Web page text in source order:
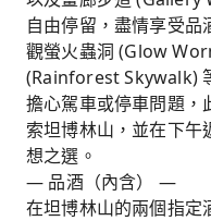
自由停留，盡情享受
觀螢火蟲洞 (Glow
(Rainforest Skywalk)
擔心駕車或停車問題，
索坦博林山，並在下午
想之選。
— 品酒（內含） —
在坦博林山的兩個指定